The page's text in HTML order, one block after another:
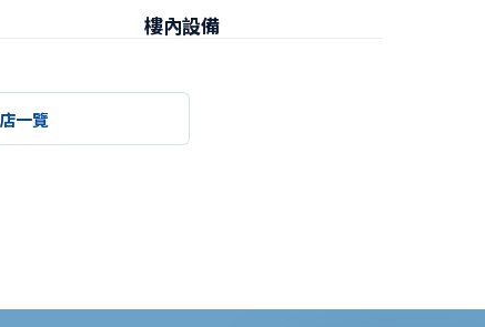
樓內設備
一覽